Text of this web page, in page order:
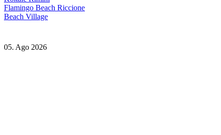
Flamingo Beach Riccione
Beach Village
05. Ago 2026